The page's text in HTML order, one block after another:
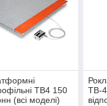
ТВ4 150
(всі моделі)
ТВ-4